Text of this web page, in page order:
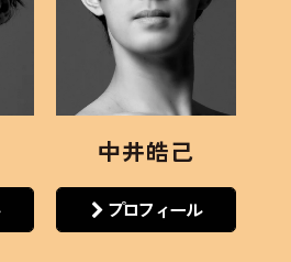
中井皓己
プロフィール